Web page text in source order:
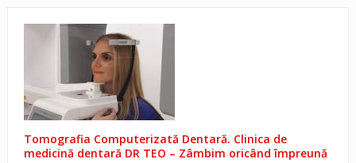
Tomografia Computerizată Dentară. Clinica de
medicină dentară DR TEO – Zâmbim oricând împreună